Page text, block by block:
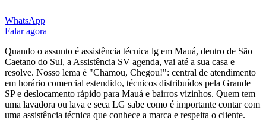
WhatsApp
Falar agora
Quando o assunto é assistência técnica lg em Mauá, dentro de São
Caetano do Sul, a Assistência SV agenda, vai até a sua casa e
resolve. Nosso lema é "Chamou, Chegou!": central de atendimento
em horário comercial estendido, técnicos distribuídos pela Grande
SP e deslocamento rápido para Mauá e bairros vizinhos. Quem tem
uma lavadora ou lava e seca LG sabe como é importante contar com
uma assistência técnica que conhece a marca e respeita o cliente.